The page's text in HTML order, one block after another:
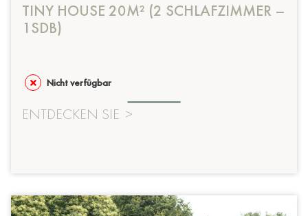
TINY HOUSE 20M² (2 SCHLAFZIMMER –
1SDB)
Nicht verfügbar
ENTDECKEN SIE >